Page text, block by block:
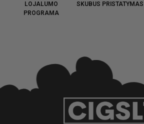
LOJALUMO
PROGRAMA
SKUBUS PRISTATYMAS